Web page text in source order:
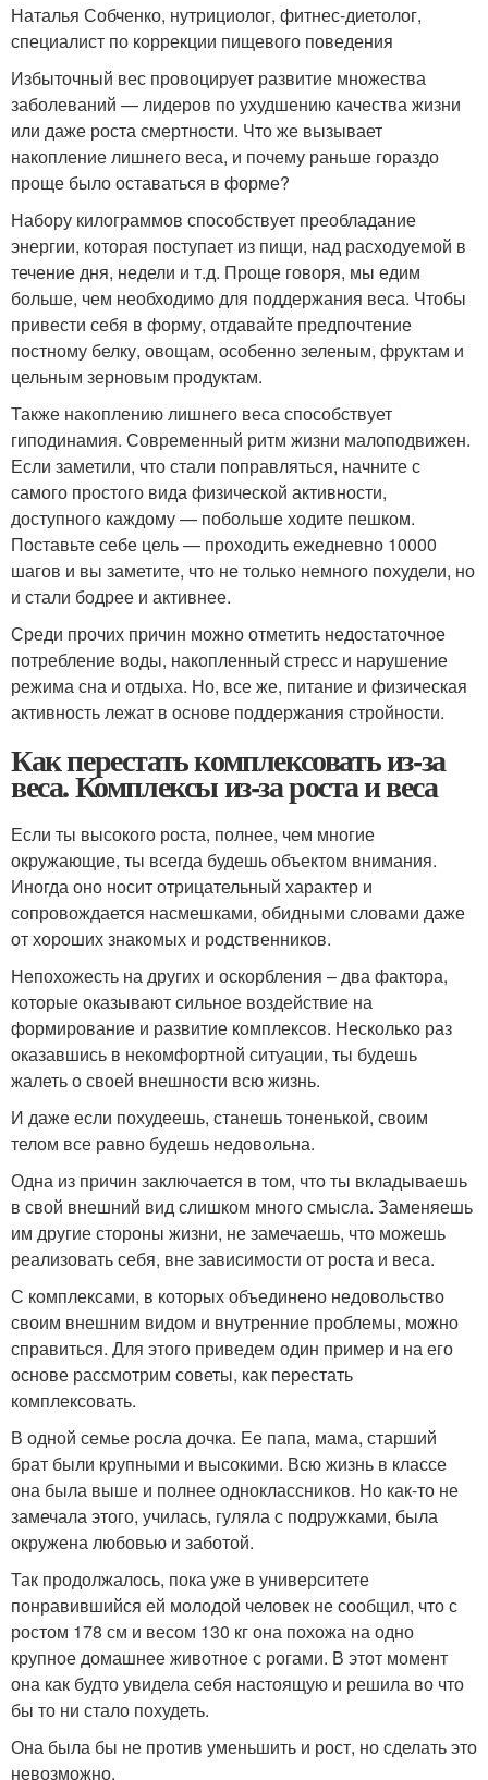
Наталья Собченко, нутрициолог, фитнес-диетолог,
специалист по коррекции пищевого поведения
Избыточный вес провоцирует развитие множества
заболеваний — лидеров по ухудшению качества жизни
или даже роста смертности. Что же вызывает
накопление лишнего веса, и почему раньше гораздо
проще было оставаться в форме?
Набору килограммов способствует преобладание
энергии, которая поступает из пищи, над расходуемой в
течение дня, недели и т.д. Проще говоря, мы едим
больше, чем необходимо для поддержания веса. Чтобы
привести себя в форму, отдавайте предпочтение
постному белку, овощам, особенно зеленым, фруктам и
цельным зерновым продуктам.
Также накоплению лишнего веса способствует
гиподинамия. Современный ритм жизни малоподвижен.
Если заметили, что стали поправляться, начните с
самого простого вида физической активности,
доступного каждому — побольше ходите пешком.
Поставьте себе цель — проходить ежедневно 10000
шагов и вы заметите, что не только немного похудели, но
и стали бодрее и активнее.
Среди прочих причин можно отметить недостаточное
потребление воды, накопленный стресс и нарушение
режима сна и отдыха. Но, все же, питание и физическая
активность лежат в основе поддержания стройности.
Как перестать комплексовать из-за
веса. Комплексы из-за роста и веса
Если ты высокого роста, полнее, чем многие
окружающие, ты всегда будешь объектом внимания.
Иногда оно носит отрицательный характер и
сопровождается насмешками, обидными словами даже
от хороших знакомых и родственников.
Непохожесть на других и оскорбления – два фактора,
которые оказывают сильное воздействие на
формирование и развитие комплексов. Несколько раз
оказавшись в некомфортной ситуации, ты будешь
жалеть о своей внешности всю жизнь.
И даже если похудеешь, станешь тоненькой, своим
телом все равно будешь недовольна.
Одна из причин заключается в том, что ты вкладываешь
в свой внешний вид слишком много смысла. Заменяешь
им другие стороны жизни, не замечаешь, что можешь
реализовать себя, вне зависимости от роста и веса.
С комплексами, в которых объединено недовольство
своим внешним видом и внутренние проблемы, можно
справиться. Для этого приведем один пример и на его
основе рассмотрим советы, как перестать
комплексовать.
В одной семье росла дочка. Ее папа, мама, старший
брат были крупными и высокими. Всю жизнь в классе
она была выше и полнее одноклассников. Но как-то не
замечала этого, училась, гуляла с подружками, была
окружена любовью и заботой.
Так продолжалось, пока уже в университете
понравившийся ей молодой человек не сообщил, что с
ростом 178 см и весом 130 кг она похожа на одно
крупное домашнее животное с рогами. В этот момент
она как будто увидела себя настоящую и решила во что
бы то ни стало похудеть.
Она была бы не против уменьшить и рост, но сделать это
невозможно.